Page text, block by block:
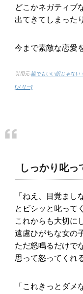
どこかネガティブ
出てきてしまった
今まで素敵な恋愛
引用元-誰でもいい訳じゃない
[メリー]
しっかり叱っ
「ねえ、目覚まし
とビシッと叱って
これからも大切に
遠慮ひがちな女の
ただ怒鳴るだけで
思って怒ってくれ
「これきっとダメ